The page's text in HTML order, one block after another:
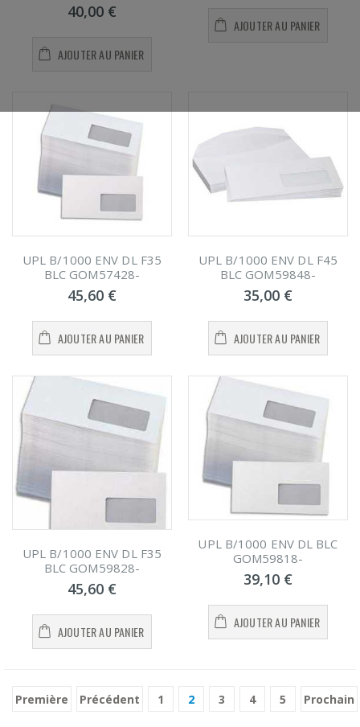
40,00 €
AJOUTER AU PANIER
AJOUTER AU PANIER
UPL B/1000 ENV DL F35
BLC GOM57428-
45,60 €
AJOUTER AU PANIER
UPL B/1000 ENV DL F45
BLC GOM59848-
35,00 €
AJOUTER AU PANIER
UPL B/1000 ENV DL F35
BLC GOM59828-
45,60 €
AJOUTER AU PANIER
UPL B/1000 ENV DL BLC
GOM59818-
39,10 €
AJOUTER AU PANIER
Première Précédent 1 2 3 4 5 Prochain